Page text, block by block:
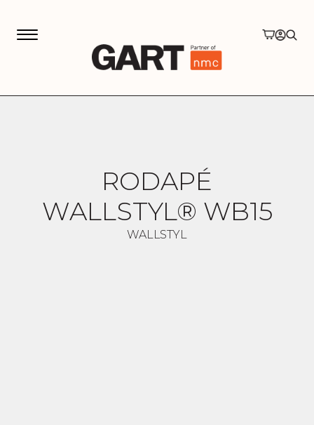
RODAPÉ
WALLSTYL® WB15
WALLSTYL